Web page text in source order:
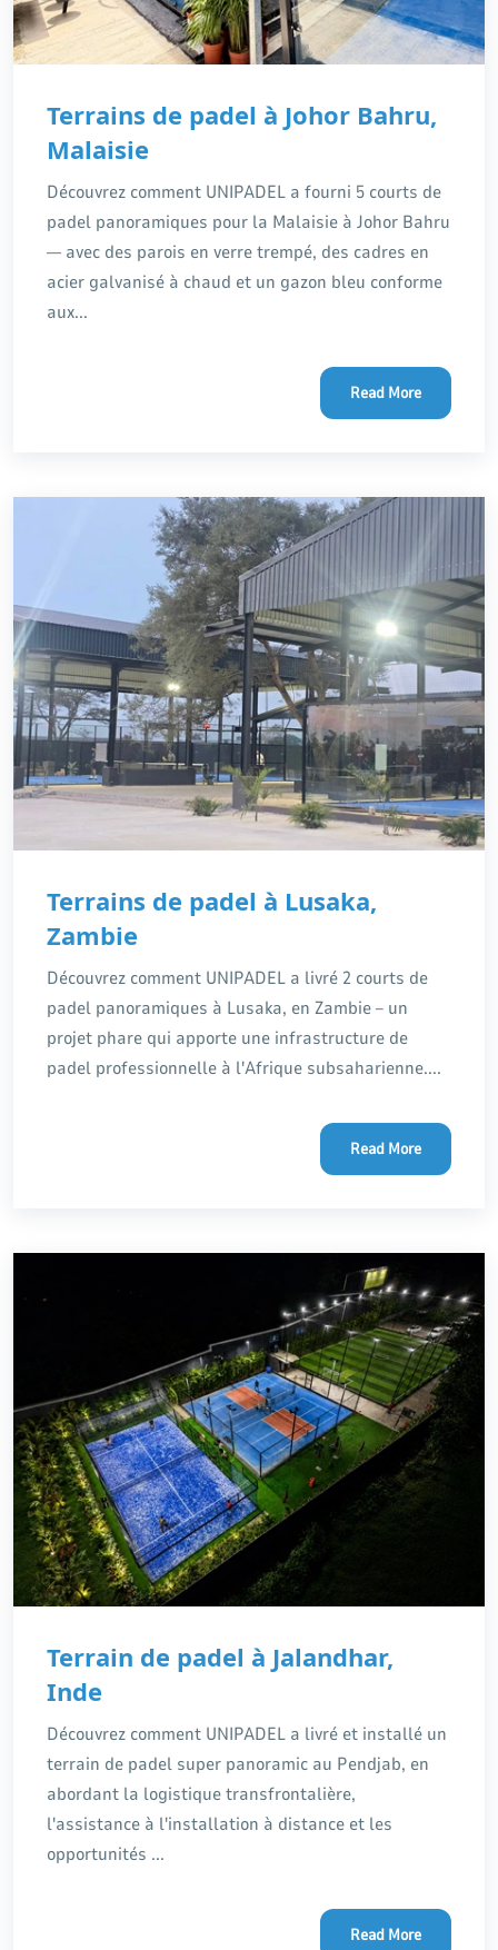
Terrains de padel à Johor Bahru,
Malaisie
Découvrez comment UNIPADEL a fourni 5 courts de
padel panoramiques pour la Malaisie à Johor Bahru
— avec des parois en verre trempé, des cadres en
acier galvanisé à chaud et un gazon bleu conforme
aux...
Read More
Terrains de padel à Lusaka,
Zambie
Découvrez comment UNIPADEL a livré 2 courts de
padel panoramiques à Lusaka, en Zambie – un
projet phare qui apporte une infrastructure de
padel professionnelle à l'Afrique subsaharienne....
Read More
Terrain de padel à Jalandhar,
Inde
Découvrez comment UNIPADEL a livré et installé un
terrain de padel super panoramic au Pendjab, en
abordant la logistique transfrontalière,
l'assistance à l'installation à distance et les
opportunités ...
Read More